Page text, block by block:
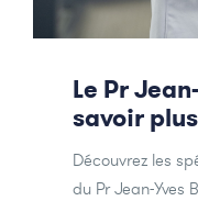
Le Pr
savoir plus
Découvrez les
du Pr Jean-Yves